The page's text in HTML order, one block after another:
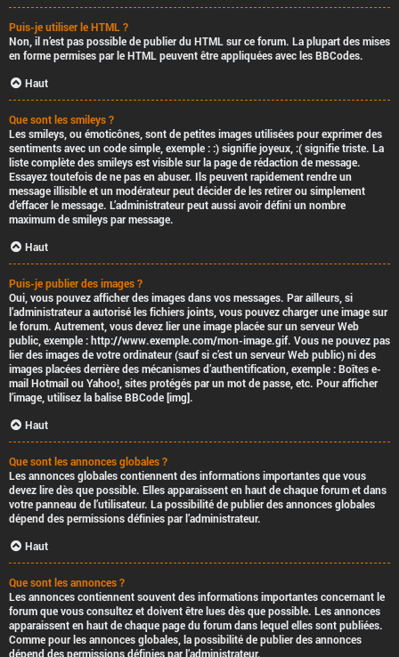
Puis-je utiliser le HTML ?
Non, il n’est pas possible de publier du HTML sur ce forum. La plupart des mises
en forme permises par le HTML peuvent être appliquées avec les BBCodes.
Haut
Que sont les smileys ?
Les smileys, ou émoticônes, sont de petites images utilisées pour exprimer des
sentiments avec un code simple, exemple : :) signifie joyeux, :( signifie triste. La
liste complète des smileys est visible sur la page de rédaction de message.
Essayez toutefois de ne pas en abuser. Ils peuvent rapidement rendre un
message illisible et un modérateur peut décider de les retirer ou simplement
d’effacer le message. L’administrateur peut aussi avoir défini un nombre
maximum de smileys par message.
Haut
Puis-je publier des images ?
Oui, vous pouvez afficher des images dans vos messages. Par ailleurs, si
l’administrateur a autorisé les fichiers joints, vous pouvez charger une image sur
le forum. Autrement, vous devez lier une image placée sur un serveur Web
public, exemple : http://www.exemple.com/mon-image.gif. Vous ne pouvez pas
lier des images de votre ordinateur (sauf si c’est un serveur Web public) ni des
images placées derrière des mécanismes d’authentification, exemple : Boîtes e-
mail Hotmail ou Yahoo!, sites protégés par un mot de passe, etc. Pour afficher
l’image, utilisez la balise BBCode [img].
Haut
Que sont les annonces globales ?
Les annonces globales contiennent des informations importantes que vous
devez lire dès que possible. Elles apparaissent en haut de chaque forum et dans
votre panneau de l’utilisateur. La possibilité de publier des annonces globales
dépend des permissions définies par l’administrateur.
Haut
Que sont les annonces ?
Les annonces contiennent souvent des informations importantes concernant le
forum que vous consultez et doivent être lues dès que possible. Les annonces
apparaissent en haut de chaque page du forum dans lequel elles sont publiées.
Comme pour les annonces globales, la possibilité de publier des annonces
dépend des permissions définies par l’administrateur.